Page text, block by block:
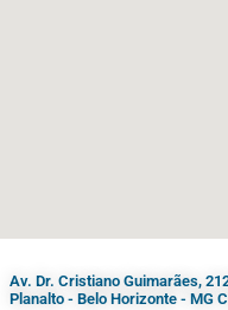
Av. Dr. Cristiano Guimarães,
Planalto - Belo Horizonte - MG